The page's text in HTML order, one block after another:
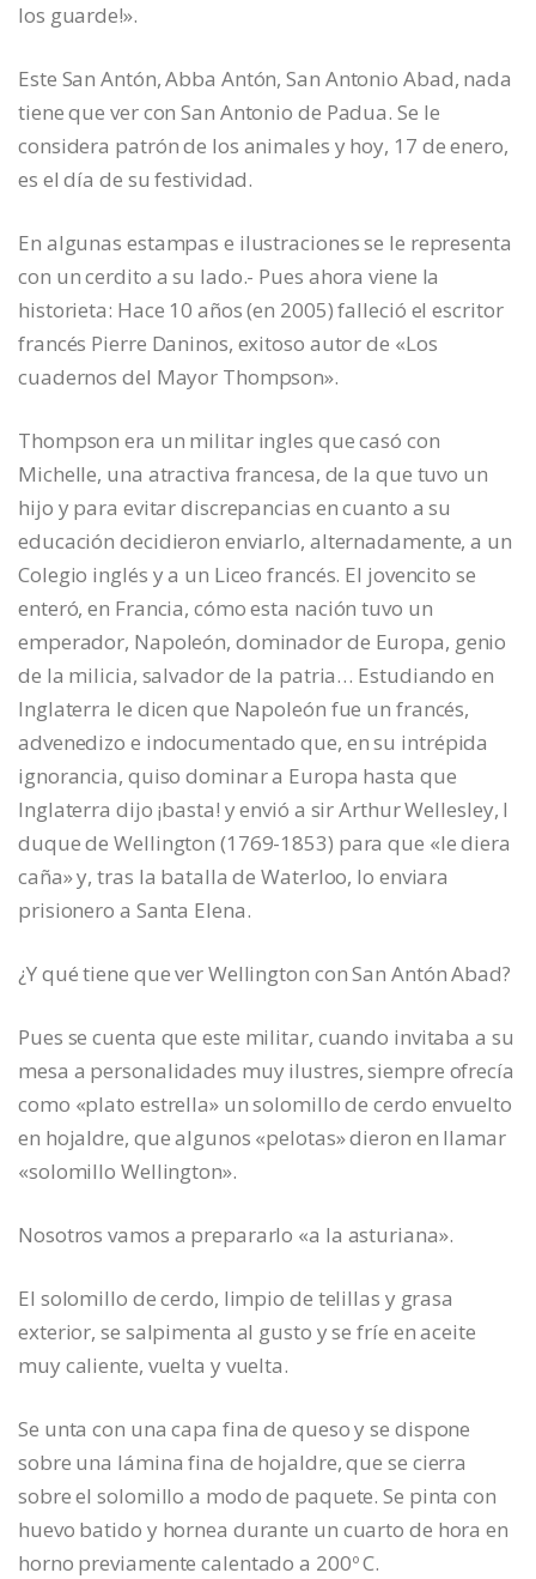
los guarde!».
Este San Antón, Abba Antón, San Antonio Abad, nada
tiene que ver con San Antonio de Padua. Se le
considera patrón de los animales y hoy, 17 de enero,
es el día de su festividad.
En algunas estampas e ilustraciones se le representa
con un cerdito a su lado.- Pues ahora viene la
historieta: Hace 10 años (en 2005) falleció el escritor
francés Pierre Daninos, exitoso autor de «Los
cuadernos del Mayor Thompson».
Thompson era un militar ingles que casó con
Michelle, una atractiva francesa, de la que tuvo un
hijo y para evitar discrepancias en cuanto a su
educación decidieron enviarlo, alternadamente, a un
Colegio inglés y a un Liceo francés. El jovencito se
enteró, en Francia, cómo esta nación tuvo un
emperador, Napoleón, dominador de Europa, genio
de la milicia, salvador de la patria… Estudiando en
Inglaterra le dicen que Napoleón fue un francés,
advenedizo e indocumentado que, en su intrépida
ignorancia, quiso dominar a Europa hasta que
Inglaterra dijo ¡basta! y envió a sir Arthur Wellesley, I
duque de Wellington (1769-1853) para que «le diera
caña» y, tras la batalla de Waterloo, lo enviara
prisionero a Santa Elena.
¿Y qué tiene que ver Wellington con San Antón Abad?
Pues se cuenta que este militar, cuando invitaba a su
mesa a personalidades muy ilustres, siempre ofrecía
como «plato estrella» un solomillo de cerdo envuelto
en hojaldre, que algunos «pelotas» dieron en llamar
«solomillo Wellington».
Nosotros vamos a prepararlo «a la asturiana».
El solomillo de cerdo, limpio de telillas y grasa
exterior, se salpimenta al gusto y se fríe en aceite
muy caliente, vuelta y vuelta.
Se unta con una capa fina de queso y se dispone
sobre una lámina fina de hojaldre, que se cierra
sobre el solomillo a modo de paquete. Se pinta con
huevo batido y hornea durante un cuarto de hora en
horno previamente calentado a 200º C.